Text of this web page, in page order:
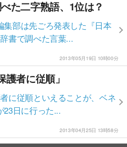
た二字熟語、1位は？
部は先ごろ発表した『日本
書で調べた言葉...
2013年05月19日 10時00分
者に従順」
に従順といえることが、ベネ
23日に行った...
2013年04月25日 13時58分